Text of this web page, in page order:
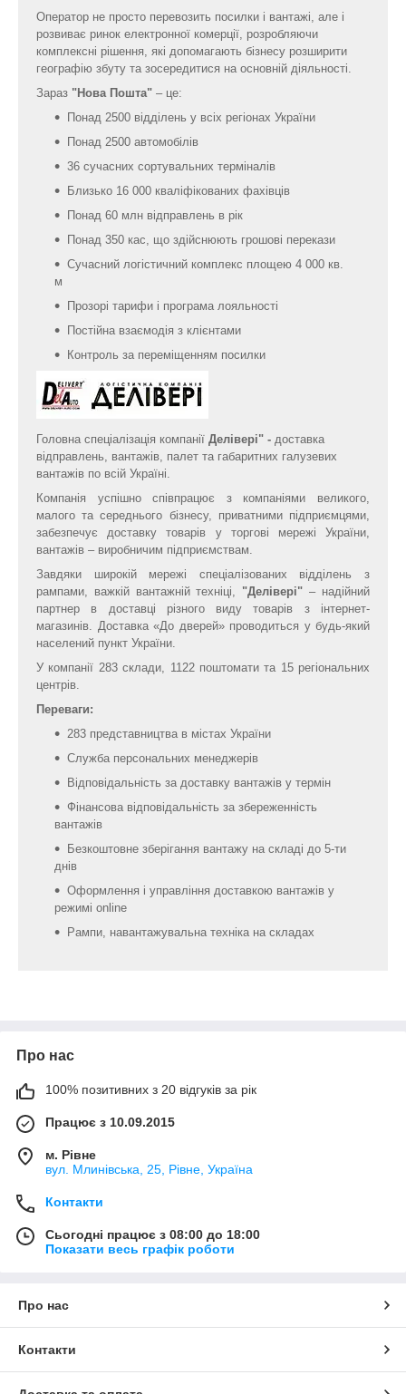
Оператор не просто перевозить посилки і вантажі, але і
розвиває ринок електронної комерції, розробляючи
комплексні рішення, які допомагають бізнесу розширити
географію збуту та зосередитися на основній діяльності.
Зараз "Нова Пошта" – це:
Понад 2500 відділень у всіх регіонах України
Понад 2500 автомобілів
36 сучасних сортувальних терміналів
Близько 16 000 кваліфікованих фахівців
Понад 60 млн відправлень в рік
Понад 350 кас, що здійснюють грошові перекази
Сучасний логістичний комплекс площею 4 000 кв.
м
Прозорі тарифи і програма лояльності
Постійна взаємодія з клієнтами
Контроль за переміщенням посилки
Головна спеціалізація компанії Делівері" - доставка
відправлень, вантажів, палет та габаритних галузевих
вантажів по всій Україні.
Компанія успішно співпрацює з компаніями великого,
малого та середнього бізнесу, приватними підприємцями,
забезпечує доставку товарів у торгові мережі України,
вантажів – виробничим підприємствам.
Завдяки широкій мережі спеціалізованих відділень з
рампами, важкій вантажній техніці, "Делівері" – надійний
партнер в доставці різного виду товарів з інтернет-
магазинів. Доставка «До дверей» проводиться у будь-який
населений пункт України.
У компанії 283 склади, 1122 поштомати та 15 регіональних
центрів.
Переваги:
283 представництва в містах України
Служба персональних менеджерів
Відповідальність за доставку вантажів у термін
Фінансова відповідальність за збереженність
вантажів
Безкоштовне зберігання вантажу на складі до 5-ти
днів
Оформлення і управління доставкою вантажів у
режимі online
Рампи, навантажувальна техніка на складах
Про нас
100% позитивних з 20 відгуків за рік
Працює з 10.09.2015
м. Рівне
вул. Млинівська, 25, Рівне, Україна
Контакти
Сьогодні працює з 08:00 до 18:00
Показати весь графік роботи
Про нас
Контакти